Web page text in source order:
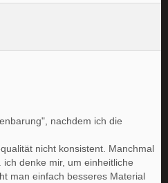
nachdem ich die
nicht konsistent. Manchmal
denke mir, um einheitliche
man einfach besseres Material